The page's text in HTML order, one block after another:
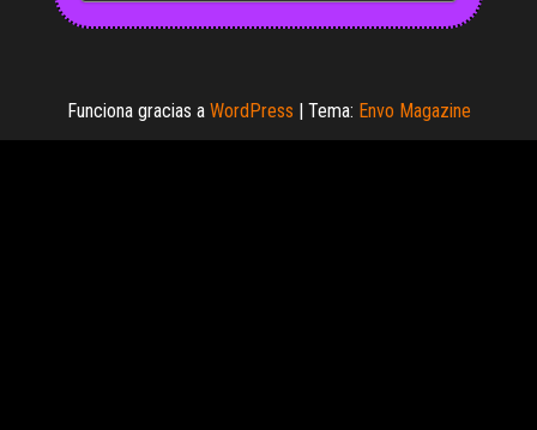
Funciona gracias a WordPress | Tema: Envo Magazine